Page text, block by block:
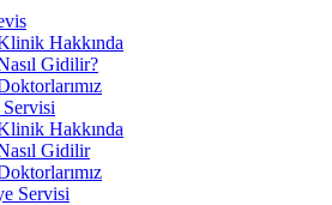
Hakkında
Gidilir?
Hakkında
Gidilir
Servisi